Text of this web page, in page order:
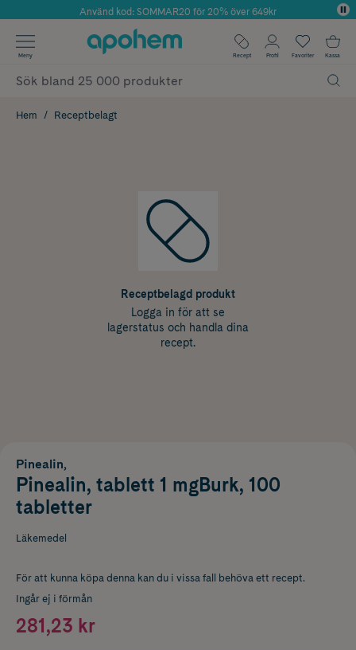
Årets Butik 2025 inom Skönhet
Använd kod: SOMMAR20 för 20% över 649kr
✓ Fri frakt
✓ Poäng på alla köp*
Meny Recept Profil Favoriter Kassa
Hem Receptbelagt
Receptbelagd produkt
Logga in för att se
lagerstatus och handla dina
recept.
Pinealin,
Pinealin, tablett 1 mgBurk, 100
tabletter
Läkemedel
För att kunna köpa denna kan du i vissa fall behöva ett recept.
Ingår ej i förmån
281,23 kr